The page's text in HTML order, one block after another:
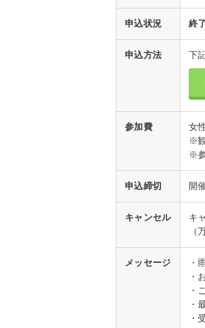
申込状況 終
申込方法 下
参加費
女
※
※
申込締切 開
キャンセル
キ
（
メッセージ
・
・
・
・
・